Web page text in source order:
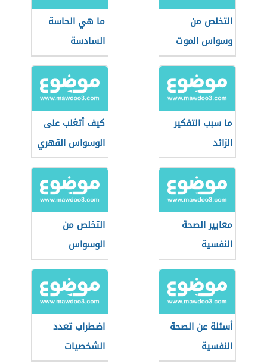
التخلص من
وسواس الموت
ما هي الحاسة
السادسة
ما سبب التفكير
الزائد
كيف أتغلب على
الوسواس القهري
معايير الصحة
النفسية
التخلص من
الوسواس
أسئلة عن الصحة
النفسية
اضطراب تعدد
الشخصيات